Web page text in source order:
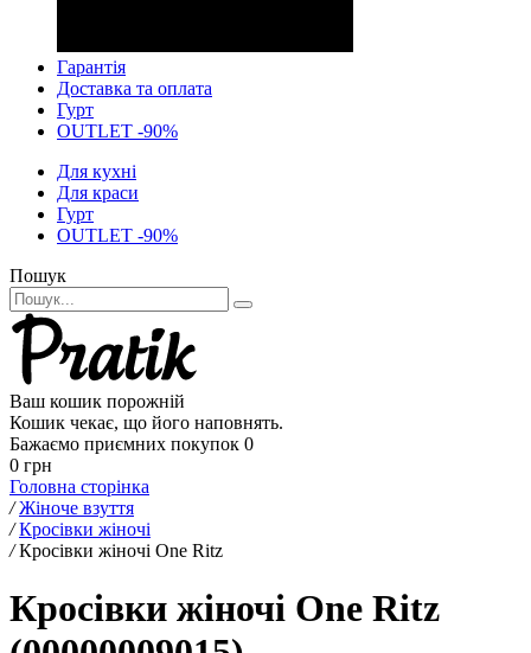
Гарантія
Доставка та оплата
Гурт
OUTLET -90%
Для кухні
Для краси
Гурт
OUTLET -90%
Пошук
Ваш кошик порожній
Кошик чекає, що його наповнять.
Бажаємо приємних покупок 0
0 грн
Головна сторінка
/ Жіноче взуття
/ Кросівки жіночі
/ Кросівки жіночі One Ritz
Кросівки жіночі One Ritz